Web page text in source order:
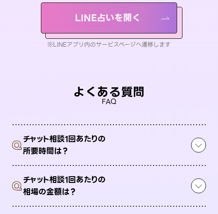
LINE占いを開く
※LINEアプリ内のサービスページへ遷移します
よくある質問
FAQ
Qチャット相談1回あたりの
所要時間は？
Qチャット相談1回あたりの
相場の金額は？